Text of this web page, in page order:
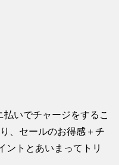
いでチャージをするこ
、セールのお得感＋チ
ントとあいまってトリ